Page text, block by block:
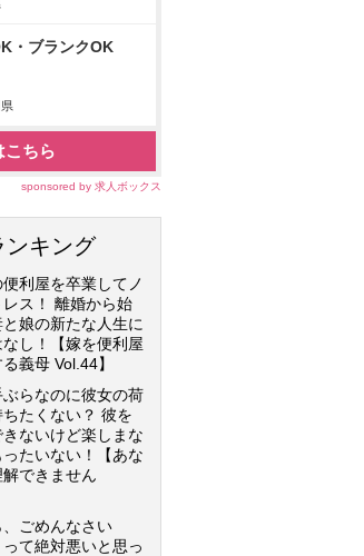
・ブランクOK
こちら
sponsored by 求人ボックス
ンキング
利屋を卒業してノ
レス！ 離婚から始
と娘の新たな人生に
し！【嫁を便利屋
義母 Vol.44】
らなのに彼女の荷
たくない？ 彼を
ないけど楽しまな
ったいない！【あな
解できません
、ごめんなさい
って絶対悪いと思っ